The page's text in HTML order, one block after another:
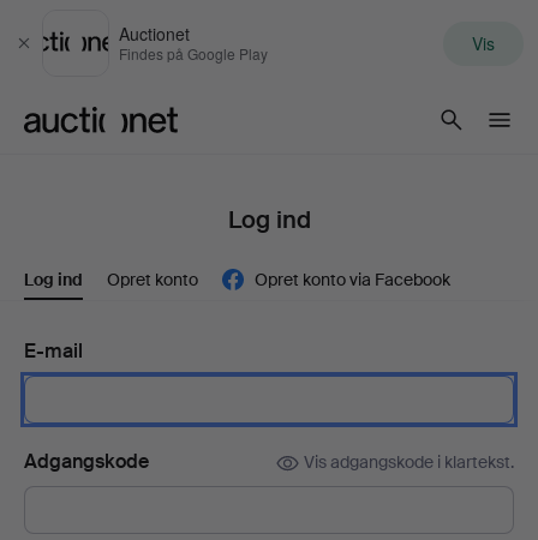
Luk
Auctionet
Findes på Google Play Vis
Log ind
Log ind Opret konto Opret konto via Facebook
E-mail
Adgangskode Vis adgangskode i klartekst.